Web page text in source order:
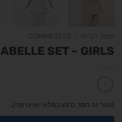
SET – GIRLS
מוצר זה חסר כרגע במלאי ואינו זמין.